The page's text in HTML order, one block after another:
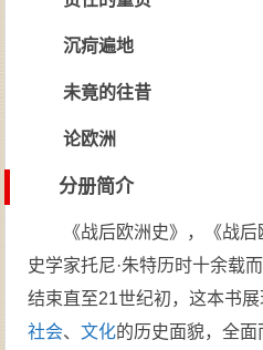
沉疴遍地
未竟的往昔
论欧洲
分册简介
《战后欧洲史》，《战
史学家托尼·朱特历时十余载
结束直至21世纪初，这本书展
社会、文化的历史面貌，全